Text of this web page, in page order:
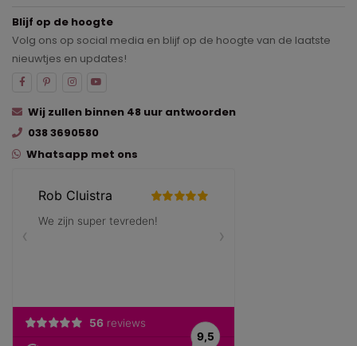
Blijf op de hoogte
Volg ons op social media en blijf op de hoogte van de laatste
nieuwtjes en updates!
Wij zullen binnen 48 uur antwoorden
038 3690580
Whatsapp met ons